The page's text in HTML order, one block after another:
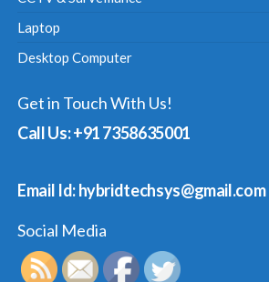
Laptop
Desktop Computer
Get in Touch With Us!
Call Us: +91 7358635001
Email Id: hybridtechsys@gmail.com
Social Media